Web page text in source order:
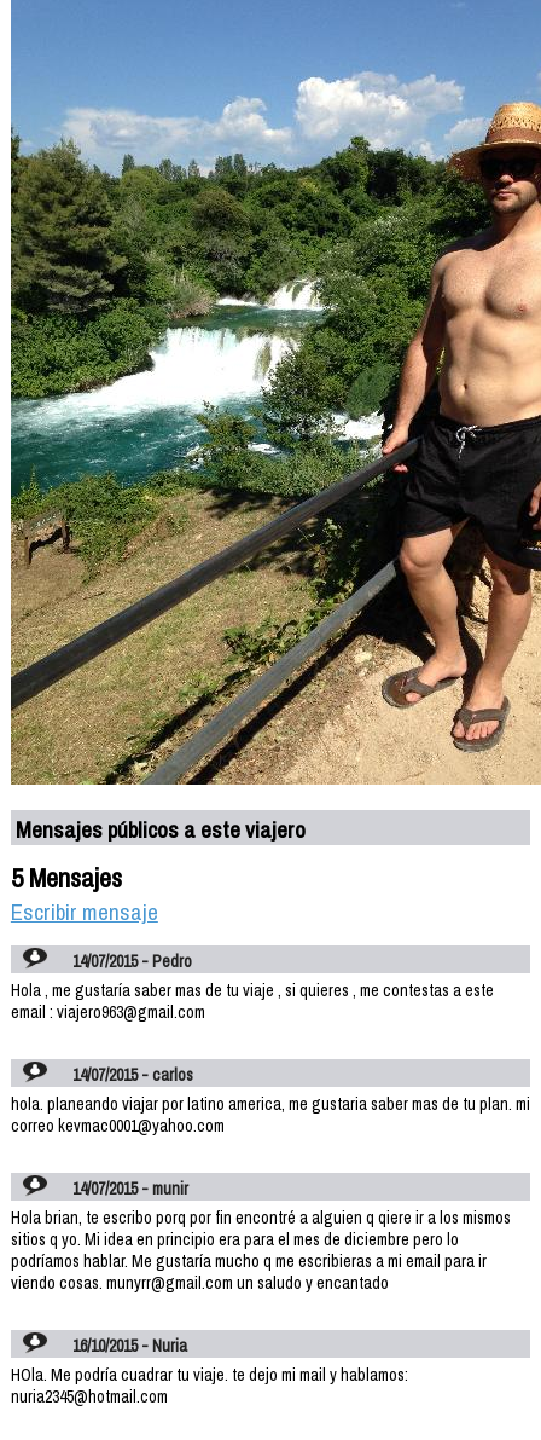
Mensajes públicos a este viajero
5 Mensajes
Escribir mensaje
14/07/2015 - Pedro
Hola , me gustaría saber mas de tu viaje , si quieres , me contestas a este
email : viajero963@gmail.com
14/07/2015 - carlos
hola. planeando viajar por latino america, me gustaria saber mas de tu plan. mi
correo kevmac0001@yahoo.com
14/07/2015 - munir
Hola brian, te escribo porq por fin encontré a alguien q qiere ir a los mismos
sitios q yo. Mi idea en principio era para el mes de diciembre pero lo
podríamos hablar. Me gustaría mucho q me escribieras a mi email para ir
viendo cosas. munyrr@gmail.com un saludo y encantado
16/10/2015 - Nuria
HOla. Me podría cuadrar tu viaje. te dejo mi mail y hablamos:
nuria2345@hotmail.com